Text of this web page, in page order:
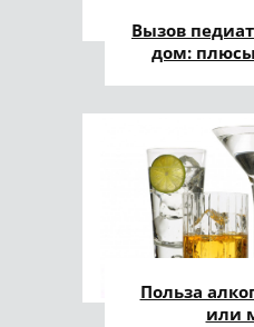
Вызов
дом:
Польза
или